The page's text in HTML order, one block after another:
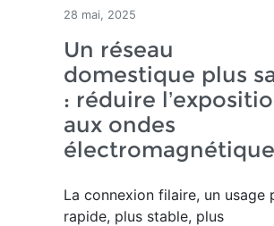
28 mai, 2025
Un réseau
domestique plus
: réduire
aux ondes
La connexion filaire, un usage
rapide, plus stable, plus